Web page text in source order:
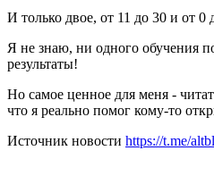
И только двое, от 11 до 30 и от 0
Я не знаю, ни одного обучения
результаты!
Но самое ценное для меня -
что я реально помог кому-то
Источник новости https://t.me/